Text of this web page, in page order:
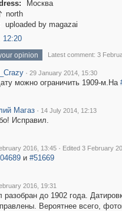
Москва
north
uploaded by magazai
12:20
opinion Latest comment: 3
· 29 January 2014, 15:30
можно ограничить 1909-м.На
Магаз · 14 July 2014, 12:13
Исправил.
2016, 13:45 · Edited 3 February
и #51669
2016, 19:31
до 1902 года.
Вероятнее всего,